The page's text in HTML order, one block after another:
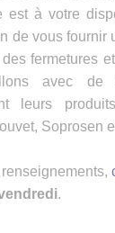
est à votre
de vous fournir
fermetures
avec de
leurs
Soprosen
.